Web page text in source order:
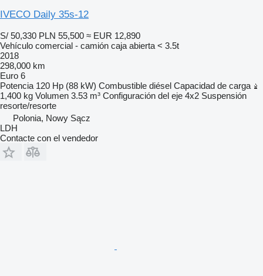
IVECO Daily 35s-12
S/ 50,330 PLN 55,500 ≈ EUR 12,890
Vehículo comercial - camión caja abierta < 3.5t
2018
298,000 km
Euro 6
Potencia 120 Hp (88 kW) Combustible diésel Capacidad de carga
1,400 kg Volumen 3.53 m³ Configuración del eje 4x2 Suspensión
resorte/resorte
Polonia, Nowy Sącz
LDH
Contacte con el vendedor